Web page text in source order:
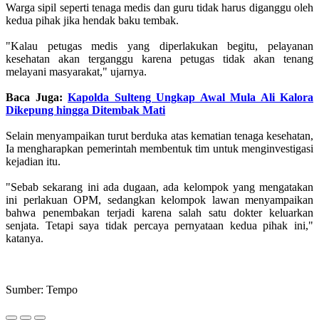
Warga sipil seperti tenaga medis dan guru tidak harus diganggu oleh
kedua pihak jika hendak baku tembak.
"Kalau petugas medis yang diperlakukan begitu, pelayanan
kesehatan akan terganggu karena petugas tidak akan tenang
melayani masyarakat," ujarnya.
Baca Juga: Kapolda Sulteng Ungkap Awal Mula Ali Kalora
Dikepung hingga Ditembak Mati
Selain menyampaikan turut berduka atas kematian tenaga kesehatan,
Ia mengharapkan pemerintah membentuk tim untuk menginvestigasi
kejadian itu.
"Sebab sekarang ini ada dugaan, ada kelompok yang mengatakan
ini perlakuan OPM, sedangkan kelompok lawan menyampaikan
bahwa penembakan terjadi karena salah satu dokter keluarkan
senjata. Tetapi saya tidak percaya pernyataan kedua pihak ini,"
katanya.
Sumber: Tempo